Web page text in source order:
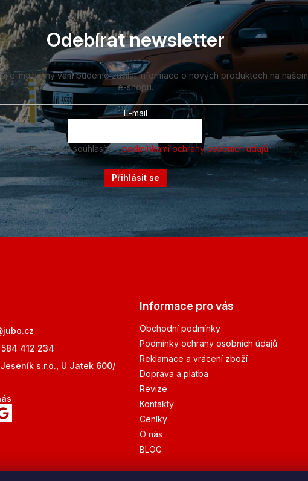
Odebírat newsletter
e-mail a my vám budeme zasílat informace o nových produktech na našem
e-shopu.
E-mail
Vložením e-mailu souhlasíte spodmínkami ochrany osobních údajů
Přihlásit se
jubo.cz
412 234
s.r.o., U Jatek 600/
Informace pro vás
Obchodní podmínky
Podmínky ochrany osobních údajů
Reklamace a vrácení zboží
Doprava a platba
Revize
Kontakty
Ceníky
O nás
BLOG